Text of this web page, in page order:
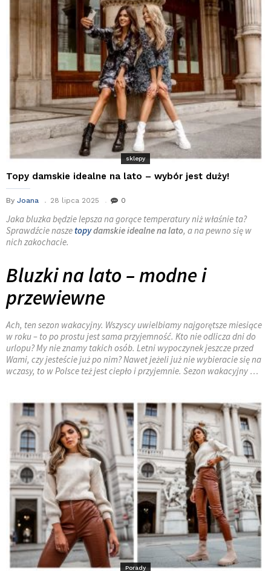
sklepy
Topy damskie idealne na lato – wybór jest duży!
By Joana 28 lipca 2025 0
Jaka bluzka będzie lepsza na gorące temperatury niż właśnie ta?
Sprawdźcie nasze topydamskie idealne na lato, a na pewno się w
nich zakochacie.
Bluzki na lato – modne i
przewiewne
Ach, ten sezon wakacyjny. Wszyscy uwielbiamy najgorętsze miesiące
w roku – to po prostu jest sama przyjemność. Kto nie odlicza dni do
urlopu? My nie znamy takich osób. Letni wypoczynek jeszcze przed
Wami, czy jesteście już po nim? Nawet jeżeli już nie wybieracie się na
wczasy, to w Polsce też jest ciepło i przyjemnie. Sezon wakacyjny …
Porady